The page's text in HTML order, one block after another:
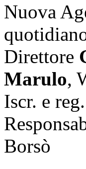
Nuova
Direttore
Marulo,
Iscr. e
Borsò